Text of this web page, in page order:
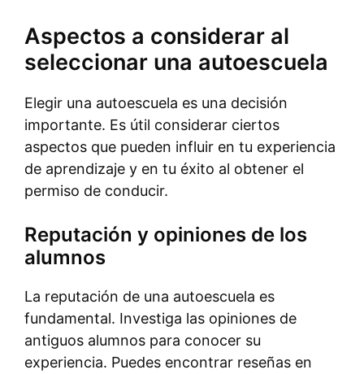
Aspectos a considerar al
seleccionar una autoescuela
Elegir una autoescuela es una decisión
importante. Es útil considerar ciertos
aspectos que pueden influir en tu experiencia
de aprendizaje y en tu éxito al obtener el
permiso de conducir.
Reputación y opiniones de los
alumnos
La reputación de una autoescuela es
fundamental. Investiga las opiniones de
antiguos alumnos para conocer su
experiencia. Puedes encontrar reseñas en